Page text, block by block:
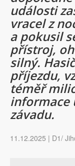
události
vracel z
a pokusil
přístroj,
silný.
příjezdu,
téměř
informace
závadu.
11.12.2025 | D1/